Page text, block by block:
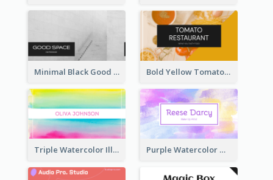
Minimal Black Good Space Interior Business Card Bold Yellow Tomato Restaurant Business Card
Triple Watercolor Illustrator Business Card Purple Watercolor Makeup Artist Business Card